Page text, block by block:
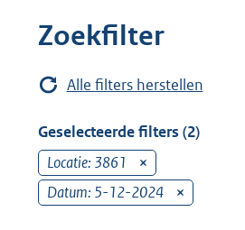
Zoekfilter
Alle filters herstellen
Geselecteerde filters (2)
Locatie: 3861
e
r
Datum: 5-12-2024